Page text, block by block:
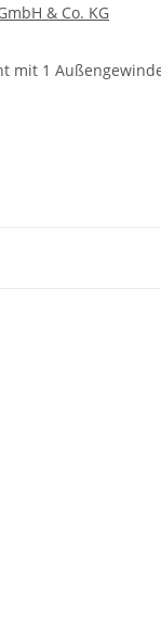
& Co. KG
mit 1